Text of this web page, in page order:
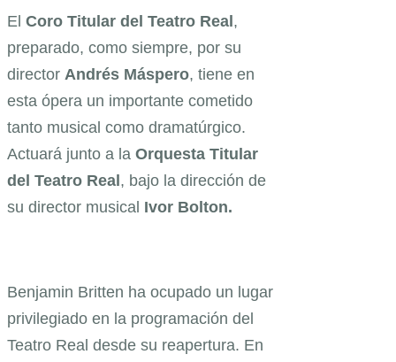
El Coro Titular del Teatro Real ,
preparado, como siempre, por su
director Andrés Máspero, tiene en
esta ópera un importante cometido
tanto musical como dramatúrgico.
Actuará junto a la Orquesta Titular
del Teatro Real , bajo la dirección de
su director musical Ivor Bolton.
Benjamin Britten ha ocupado un lugar
privilegiado en la programación del
Teatro Real desde su reapertura. En